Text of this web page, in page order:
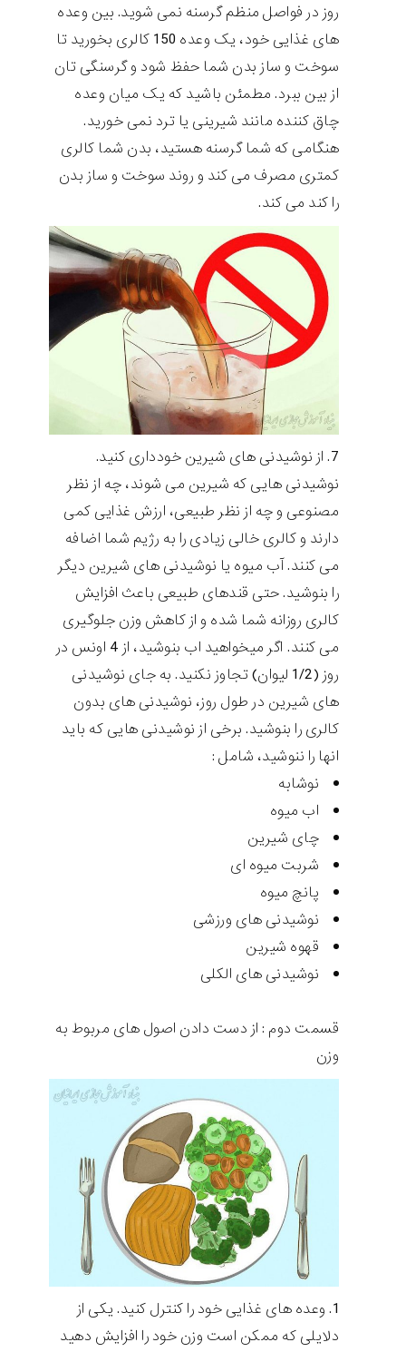
روز در فواصل منظم گرسنه نمی شوید. بین وعده
های غذایی خود، یک وعده 150 کالری بخورید تا
سوخت و ساز بدن شما حفظ شود و گرسنگی تان
از بین ببرد. مطمئن باشید که یک میان وعده
چاق کننده مانند شیرینی یا ترد نمی خورید.
هنگامی که شما گرسنه هستید، بدن شما کالری
کمتری مصرف می کند و روند سوخت و ساز بدن
را کند می کند.
از نوشیدنی های شیرین خودداری کنید.
نوشیدنی هایی که شیرین می شوند، چه از نظر
مصنوعی و چه از نظر طبیعی، ارزش غذایی کمی
دارند و کالری خالی زیادی را به رژیم شما اضافه
می کنند. آب میوه یا نوشیدنی های شیرین دیگر
را بنوشید. حتی قندهای طبیعی باعث افزایش
کالری روزانه شما شده و از کاهش وزن جلوگیری
می کنند. اگر میخواهید اب بنوشید، از 4 اونس در
روز (1/2 لیوان) تجاوز نکنید. به جای نوشیدنی
های شیرین در طول روز، نوشیدنی های بدون
کالری را بنوشید. برخی از نوشیدنی هایی که باید
انها را ننوشید، شامل :
نوشابه
اب میوه
چای شیرین
شربت میوه ای
پانچ میوه
نوشیدنی های ورزشی
قهوه شیرین
نوشیدنی های الکلی
قسمت دوم : از دست دادن اصول های مربوط به
وزن
وعده های غذایی خود را کنترل کنید. یکی از
دلایلی که ممکن است وزن خود را افزایش دهید